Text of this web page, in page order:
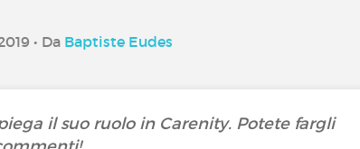
• Da Baptiste Eudes
il suo ruolo in Carenity. Potete fargli